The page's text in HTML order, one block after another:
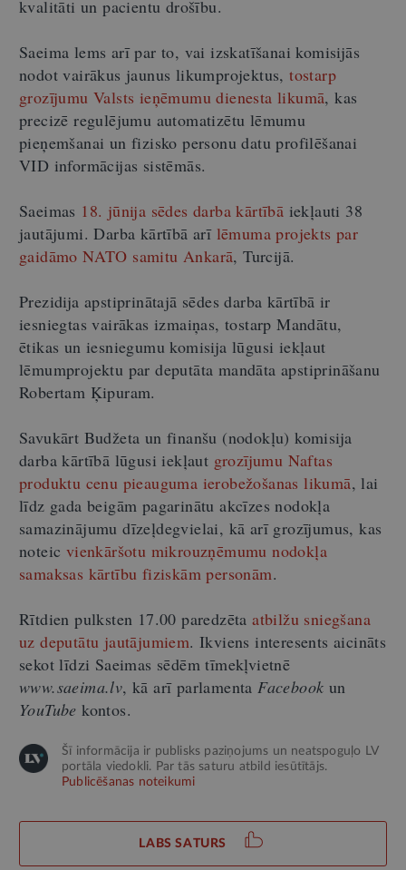
kvalitāti un pacientu drošību.
Saeima lems arī par to, vai izskatīšanai komisijās
nodot vairākus jaunus likumprojektus,tostarp
grozījumu Valsts ieņēmumu dienesta likumā, kas
precizē regulējumu automatizētu lēmumu
pieņemšanai un fizisko personu datu profilēšanai
VID informācijas sistēmās.
Saeimas 18. jūnija sēdes darba kārtībā iekļauti 38
jautājumi. Darba kārtībā arī lēmuma projekts par
gaidāmo NATO samitu Ankarā, Turcijā.
Prezidija apstiprinātajā sēdes darba kārtībā ir
iesniegtas vairākas izmaiņas, tostarp Mandātu,
ētikas un iesniegumu komisija lūgusi iekļaut
lēmumprojektu par deputāta mandāta apstiprināšanu
Robertam Ķipuram.
Savukārt Budžeta un finanšu (nodokļu) komisija
darba kārtībā lūgusi iekļaut grozījumu Naftas
produktu cenu pieauguma ierobežošanas likumā, lai
līdz gada beigām pagarinātu akcīzes nodokļa
samazinājumu dīzeļdegvielai, kā arī grozījumus, kas
noteic vienkāršotu mikrouzņēmumu nodokļa
samaksas kārtību fiziskām personām.
Rītdien pulksten 17.00 paredzētaatbilžu sniegšana
uz deputātu jautājumiem. Ikviens interesents aicināts
sekot līdzi Saeimas sēdēm tīmekļvietnē
www.saeima.lv, kā arī parlamentaFacebook un
YouTube kontos.
Šī informācija ir publisks paziņojums un neatspoguļo LV
portāla viedokli. Par tās saturu atbild iesūtītājs.
Publicēšanas noteikumi
LABS SATURS